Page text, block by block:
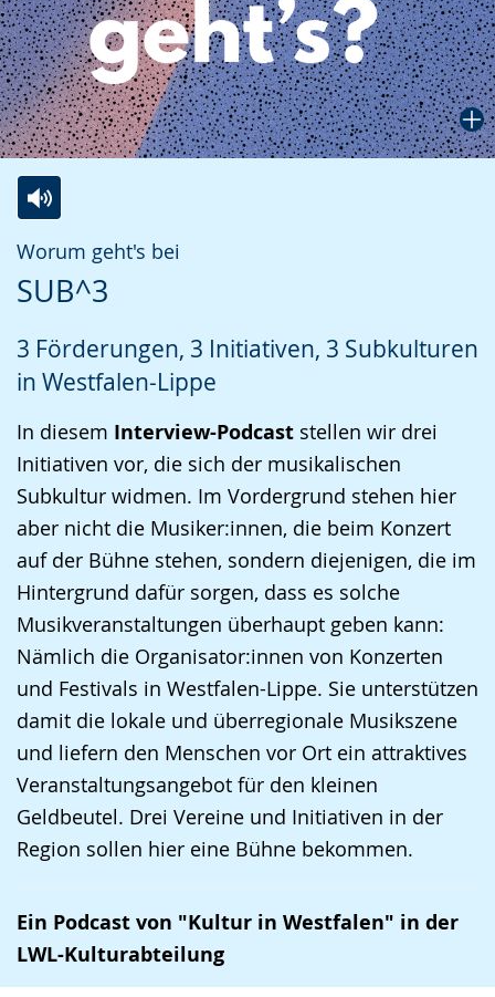
Worum geht's bei
SUB^3
3 Förderungen, 3 Initiativen, 3 Subkulturen
in Westfalen-Lippe
In diesem Interview-Podcast stellen wir drei
Initiativen vor, die sich der musikalischen
Subkultur widmen. Im Vordergrund stehen hier
aber nicht die Musiker:innen, die beim Konzert
auf der Bühne stehen, sondern diejenigen, die im
Hintergrund dafür sorgen, dass es solche
Musikveranstaltungen überhaupt geben kann:
Nämlich die Organisator:innen von Konzerten
und Festivals in Westfalen-Lippe. Sie unterstützen
damit die lokale und überregionale Musikszene
und liefern den Menschen vor Ort ein attraktives
Veranstaltungsangebot für den kleinen
Geldbeutel. Drei Vereine und Initiativen in der
Region sollen hier eine Bühne bekommen.
Ein Podcast von "Kultur in Westfalen" in der
LWL-Kulturabteilung
Leichten
Sprache
Audio-
Unterstützung.
Video
in
Gebärdensprache
wird
angezeigt.